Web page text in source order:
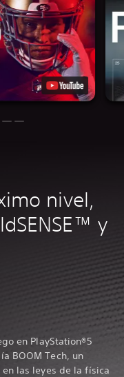
nivel,
y
en PlayStation®5
BOOM Tech, un
las leyes de la física